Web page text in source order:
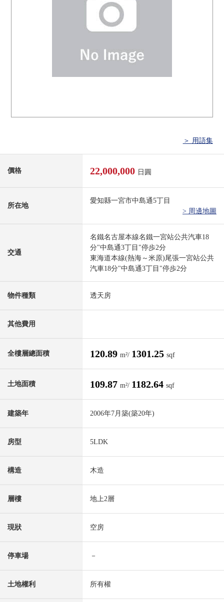
＞ 用語集
價格 22,000,000 日圓
所在地
愛知縣一宮市中島通5丁目
> 周邊地圖
交通
名鐵名古屋本線名鐵一宮站公共汽車18
分"中島通3丁目"停歩2分
東海道本線(熱海～米原)尾張一宮站公共
汽車18分"中島通3丁目"停歩2分
物件種類 透天房
其他費用
全樓層總面積 120.89 m²/ 1301.25 sqf
土地面積 109.87 m²/ 1182.64 sqf
建築年 2006年7月築(築20年)
房型 5LDK
構造 木造
層樓 地上2層
現狀 空房
停車場 －
土地權利 所有權